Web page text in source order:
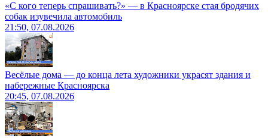
«С кого теперь спрашивать?» — в Красноярске стая бродячих
собак изувечила автомобиль
21:50, 07.08.2026
Весёлые дома — до конца лета художники украсят здания и
набережные Красноярска
20:45, 07.08.2026